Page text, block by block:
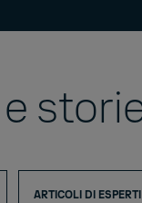
ARTICOLI DI ESPERTI